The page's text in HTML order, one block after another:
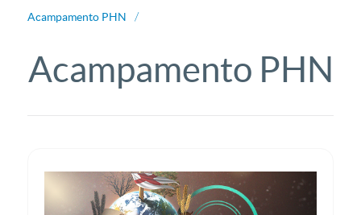
Acampamento PHN
Acampamento PHN